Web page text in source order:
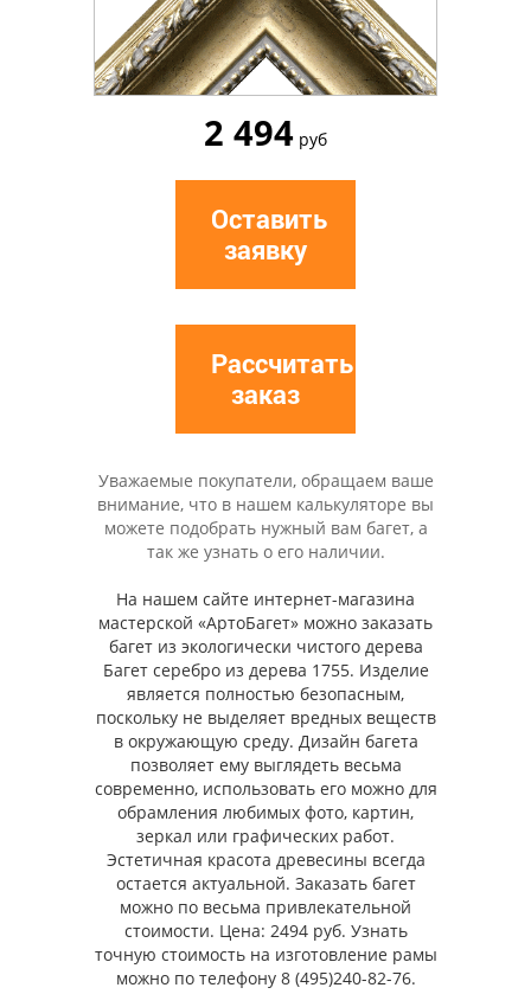
2 494 руб
Оставить
заявку
Рассчитать
заказ
Уважаемые покупатели, обращаем ваше
внимание, что в нашем калькуляторе вы
можете подобрать нужный вам багет, а
так же узнать о его наличии.
На нашем сайте интернет-магазина
мастерской «АртоБагет» можно заказать
багет из экологически чистого дерева
Багет серебро из дерева 1755. Изделие
является полностью безопасным,
поскольку не выделяет вредных веществ
в окружающую среду. Дизайн багета
позволяет ему выглядеть весьма
современно, использовать его можно для
обрамления любимых фото, картин,
зеркал или графических работ.
Эстетичная красота древесины всегда
остается актуальной. Заказать багет
можно по весьма привлекательной
стоимости. Цена: 2494 руб. Узнать
точную стоимость на изготовление рамы
можно по телефону 8 (495)240-82-76.